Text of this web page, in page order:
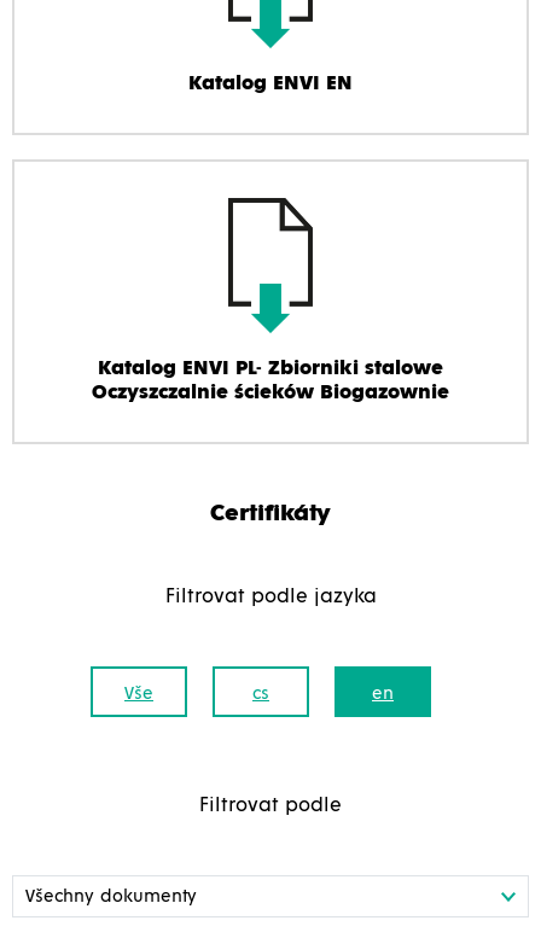
Katalog ENVI EN
Katalog ENVI PL- Zbiorniki stalowe
Oczyszczalnie ścieków Biogazownie
Certifikáty
Filtrovat podle jazyka
Vše cs en
Filtrovat podle